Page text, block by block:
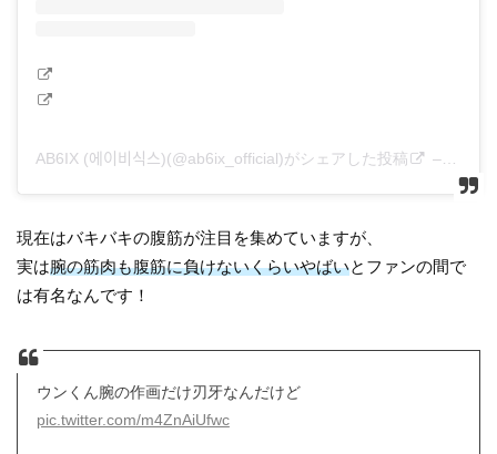
AB6IX (에이비식스)(@ab6ix_official)がシェアした投稿 –
現在はバキバキの腹筋が注目を集めていますが、
実は腕の筋肉も腹筋に負けないくらいやばいとファンの間で
は有名なんです！
ウンくん腕の作画だけ刃牙なんだけど
pic.twitter.com/m4ZnAiUfwc